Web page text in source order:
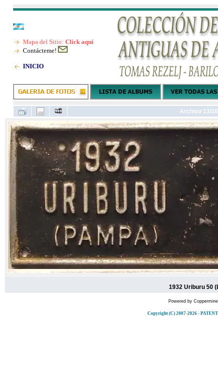
Mapa del Sitio: Click aquí
Contácteme!
INICIO
Archivo 13/16
1932 Uriburu 50
Powered by
Copyright (C) 2007-2026 -